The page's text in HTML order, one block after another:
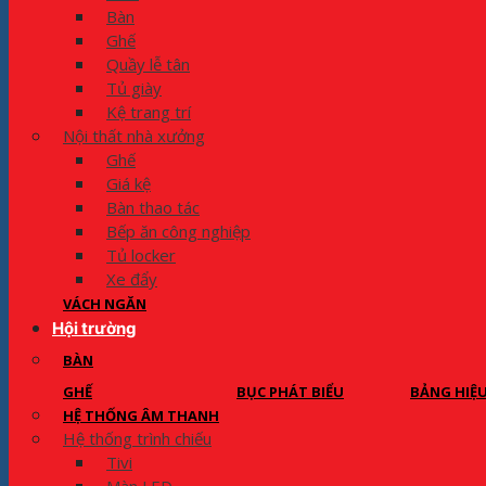
Bàn
Ghế
Quầy lễ tân
Tủ giày
Kệ trang trí
Nội thất nhà xưởng
Ghế
Giá kệ
Bàn thao tác
Bếp ăn công nghiệp
Tủ locker
Xe đẩy
VÁCH NGĂN
Hội trường
BÀN
GHẾ
BỤC PHÁT BIỂU
BẢNG
HỆ THỐNG ÂM THANH
Hệ thống trình chiếu
Tivi